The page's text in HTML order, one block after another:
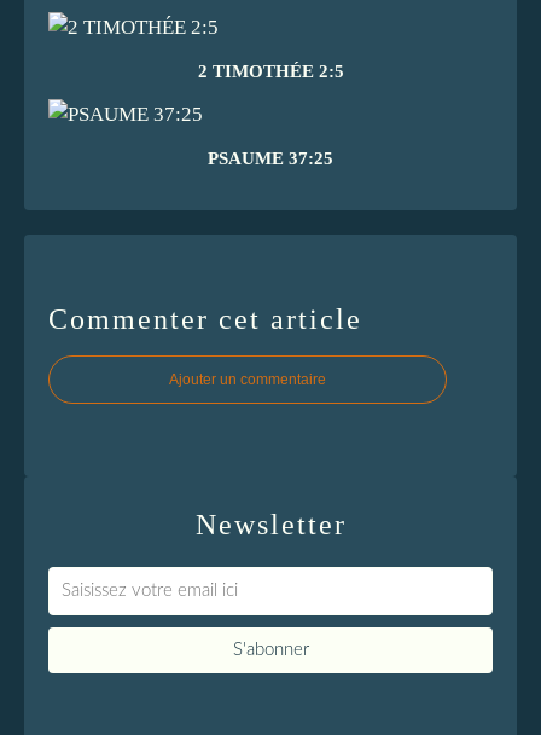
2 TIMOTHÉE 2:5
PSAUME 37:25
Commenter cet article
Ajouter un commentaire
Newsletter